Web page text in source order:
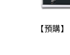
【預購